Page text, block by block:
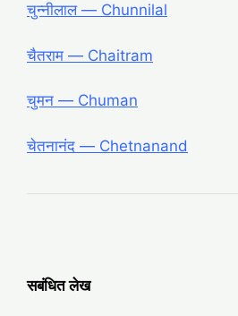
चुन्नीलाल ― Chunnilal
चैतराम ― Chaitram
चुमन ― Chuman
चेतनानंद ― Chetnanand
सबंधित लेख